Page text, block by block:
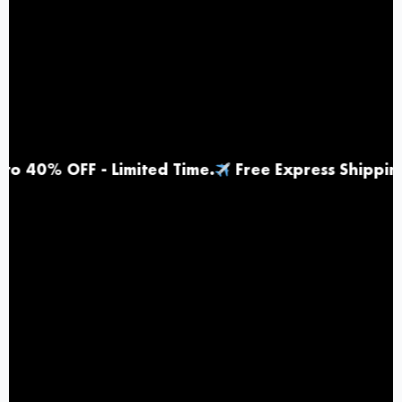
- Limited Time. Free Express Shipping | Top